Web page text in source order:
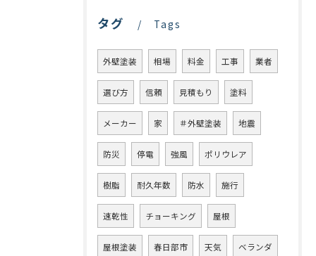
タグ Tags
外壁塗装 相場 料金 工事 業者
選び方 信頼 見積もり 塗料
メーカー 家 ＃外壁塗装 地震
防災 停電 強風 ポリウレア
樹脂 耐久年数 防水 施行
速乾性 チョーキング 屋根
屋根塗装 春日部市 天気 ベランダ